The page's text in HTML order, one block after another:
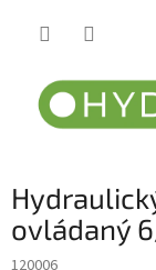
ovládaný